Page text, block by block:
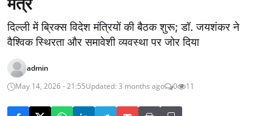
दिल्ली में ब्रिक्स विदेश मंत्रियों की बैठक शुरू; डॉ. जयशंकर ने
वैश्विक स्थिरता और समावेशी व्यवस्था पर जोर दिया
admin
May 14, 2026 - 21:55Updated: 3 months ago 0 11